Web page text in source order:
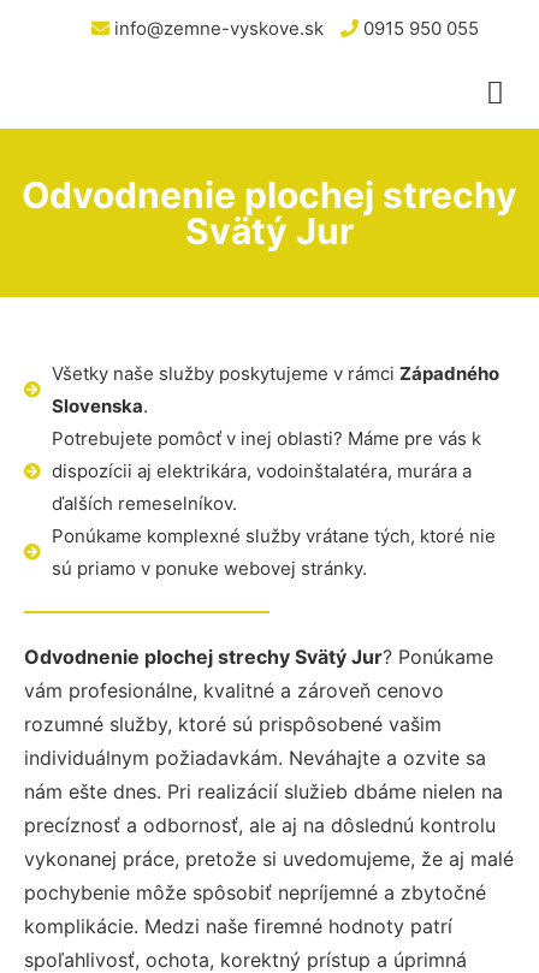
info@zemne-vyskove.sk 0915 950 055
Odvodnenie plochej strechy
Svätý Jur
Všetky naše služby poskytujeme v rámci Západného
Slovenska.
Potrebujete pomôcť v inej oblasti? Máme pre vás k
dispozícii aj elektrikára, vodoinštalatéra, murára a
ďalších remeselníkov.
Ponúkame komplexné služby vrátane tých, ktoré nie
sú priamo v ponuke webovej stránky.
Odvodnenie plochej strechy Svätý Jur? Ponúkame
vám profesionálne, kvalitné a zároveň cenovo
rozumné služby, ktoré sú prispôsobené vašim
individuálnym požiadavkám. Neváhajte a ozvite sa
nám ešte dnes. Pri realizácií služieb dbáme nielen na
precíznosť a odbornosť, ale aj na dôslednú kontrolu
vykonanej práce, pretože si uvedomujeme, že aj malé
pochybenie môže spôsobiť nepríjemné a zbytočné
komplikácie. Medzi naše firemné hodnoty patrí
spoľahlivosť, ochota, korektný prístup a úprimná